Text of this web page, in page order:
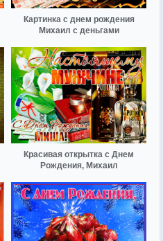
Картинка с днем рождения
Михаил с деньгами
Красивая открытка с Днем
Рождения, Михаил